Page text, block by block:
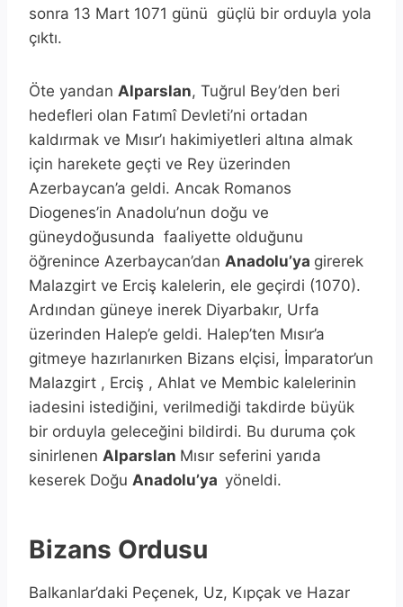
sonra 13 Mart 1071 günü güçlü bir orduyla yola
çıktı.
Öte yandan Alparslan, Tuğrul Bey’den beri
hedefleri olan Fatımî Devleti’ni ortadan
kaldırmak ve Mısır’ı hakimiyetleri altına almak
için harekete geçti ve Rey üzerinden
Azerbaycan’a geldi. Ancak Romanos
Diogenes’in Anadolu’nun doğu ve
güneydoğusunda faaliyette olduğunu
öğrenince Azerbaycan’dan Anadolu’ya girerek
Malazgirt ve Erciş kalelerin, ele geçirdi (1070).
Ardından güneye inerek Diyarbakır, Urfa
üzerinden Halep’e geldi. Halep’ten Mısır’a
gitmeye hazırlanırken Bizans elçisi, İmparator’un
Malazgirt , Erciş , Ahlat ve Membic kalelerinin
iadesini istediğini, verilmediği takdirde büyük
bir orduyla geleceğini bildirdi. Bu duruma çok
sinirlenen Alparslan Mısır seferini yarıda
keserek Doğu Anadolu’ya yöneldi.
Bizans Ordusu
Balkanlar’daki Peçenek, Uz, Kıpçak ve Hazar